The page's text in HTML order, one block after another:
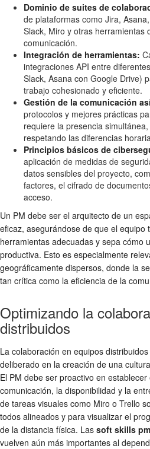
Dominio de suites de
de plataformas como Jira,
Slack, Miro y otras herramientas
comunicación.
Integración de herramientas:
integraciones API entre
Slack, Asana con Google Drive)
trabajo cohesionado y eficiente.
Gestión de la comunicación
protocolos y mejores prácticas
requiere la presencia
respetando las diferencias
Principios básicos de
aplicación de medidas de
datos sensibles del proyecto,
factores, el cifrado de
acceso.
Un PM debe ser el arquitecto de un
eficaz, asegurándose de que el equipo
herramientas adecuadas y sepa cómo
productiva. Esto es especialmente
geográficamente dispersos, donde la
tan crítica como la eficiencia de la
Optimizando la
distribuidos
La colaboración en equipos
deliberado en la creación de una
El PM debe ser proactivo en
comunicación, la disponibilidad y la
de tareas visuales como Miro o Trello
todos alineados y para visualizar el
de la distancia física. Las soft skills pm
vuelven aún más importantes al